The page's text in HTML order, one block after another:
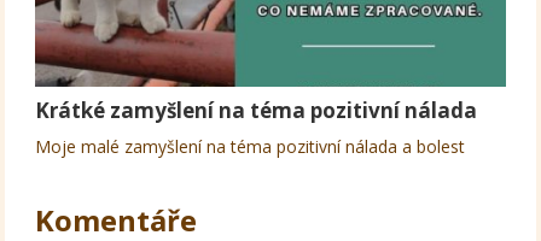
Krátké zamyšlení na téma pozitivní nálada
Moje malé zamyšlení na téma pozitivní nálada a bolest
Komentáře